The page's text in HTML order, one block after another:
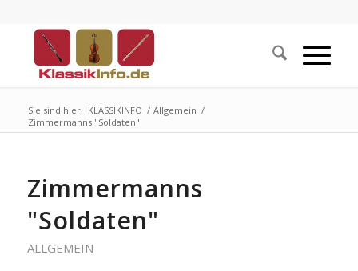
Sie sind hier: KLASSIKINFO / Allgemein /
Zimmermanns "Soldaten"
Zimmermanns
"Soldaten"
ALLGEMEIN